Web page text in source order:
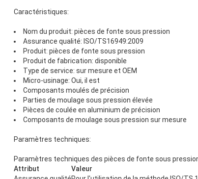
Caractéristiques:
Nom du produit: pièces de fonte sous pression
Assurance qualité: ISO/TS16949:2009
Produit: pièces de fonte sous pression
Produit de fabrication: disponible
Type de service: sur mesure et OEM
Micro-usinage: Oui, il est
Composants moulés de précision
Parties de moulage sous pression élevée
Pièces de coulée en aluminium de précision
Composants de moulage sous pression sur mesure
Paramètres techniques:
Paramètres techniques des pièces de fonte sous
Attribut
Valeur